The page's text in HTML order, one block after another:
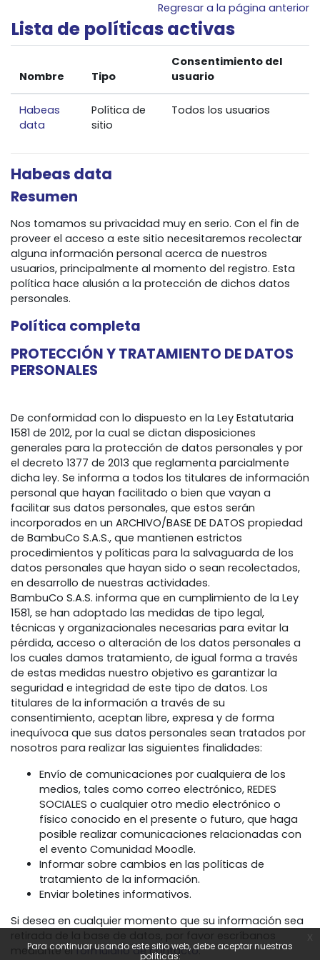
Para continuar usando este sitio web, debe aceptar nuestras
políticas:
Regresar a la página anterior
Lista de políticas activas
Nombre Tipo
Consentimiento del
usuario
Habeas
data
Política de
sitio
Todos los usuarios
Habeas data
Resumen
Nos tomamos su privacidad muy en serio. Con el fin de
proveer el acceso a este sitio necesitaremos recolectar
alguna información personal acerca de nuestros
usuarios, principalmente al momento del registro. Esta
política hace alusión a la protección de dichos datos
personales.
Política completa
PROTECCIÓN Y TRATAMIENTO DE DATOS
PERSONALES
De conformidad con lo dispuesto en la Ley Estatutaria
1581 de 2012, por la cual se dictan disposiciones
generales para la protección de datos personales y por
el decreto 1377 de 2013 que reglamenta parcialmente
dicha ley. Se informa a todos los titulares de información
personal que hayan facilitado o bien que vayan a
facilitar sus datos personales, que estos serán
incorporados en un ARCHIVO/BASE DE DATOS propiedad
de BambuCo S.A.S., que mantienen estrictos
procedimientos y políticas para la salvaguarda de los
datos personales que hayan sido o sean recolectados,
en desarrollo de nuestras actividades.
BambuCo S.A.S. informa que en cumplimiento de la Ley
1581, se han adoptado las medidas de tipo legal,
técnicas y organizacionales necesarias para evitar la
pérdida, acceso o alteración de los datos personales a
los cuales damos tratamiento, de igual forma a través
de estas medidas nuestro objetivo es garantizar la
seguridad e integridad de este tipo de datos. Los
titulares de la información a través de su
consentimiento, aceptan libre, expresa y de forma
inequívoca que sus datos personales sean tratados por
nosotros para realizar las siguientes finalidades:
Envío de comunicaciones por cualquiera de los
medios, tales como correo electrónico, REDES
SOCIALES o cualquier otro medio electrónico o
físico conocido en el presente o futuro, que haga
posible realizar comunicaciones relacionadas con
el evento Comunidad Moodle.
Informar sobre cambios en las políticas de
tratamiento de la información.
Enviar boletines informativos.
Si desea en cualquier momento que su información sea
mediante elformulario de contacto.